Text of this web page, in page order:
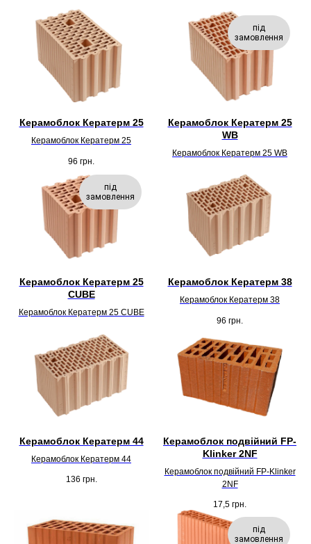
Керамоблок Кератерм 25
Керамоблок Кератерм 25
96 грн.
під
замовлення
Керамоблок Кератерм 25
WB
Керамоблок Кератерм 25 WB
під
замовлення
Керамоблок Кератерм 25
CUBE
Керамоблок Кератерм 25 CUBE
Керамоблок Кератерм 38
Керамоблок Кератерм 38
96 грн.
Керамоблок Кератерм 44
Керамоблок Кератерм 44
136 грн.
Керамоблок подвійний FP-
Klinker 2NF
Керамоблок подвійний FP-Klinker
2NF
17,5 грн.
під
замовлення